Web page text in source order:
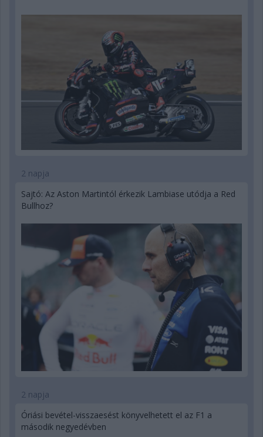
2 napja
Sajtó: Az Aston Martintól érkezik Lambiase utódja a Red
Bullhoz?
2 napja
Óriási bevétel-visszaesést könyvelhetett el az F1 a
második negyedévben